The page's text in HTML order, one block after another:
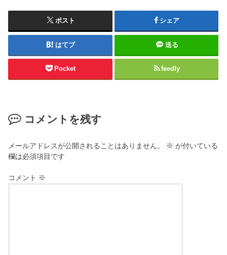
ポスト シェア
はてブ 送る
Pocket feedly
コメントを残す
メールアドレスが公開されることはありません。 ※ が付いている
欄は必須項目です
コメント ※